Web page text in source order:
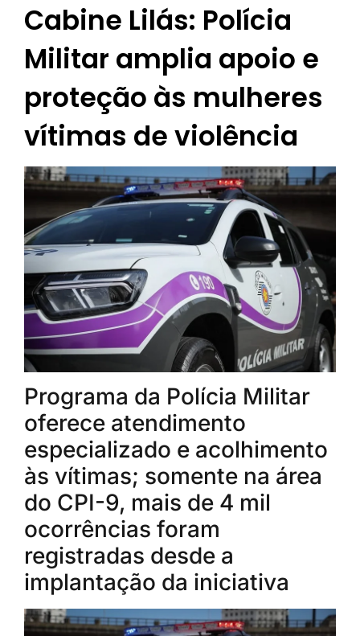
Cabine Lilás: Polícia
Militar amplia apoio e
proteção às mulheres
vítimas de violência
Programa da Polícia Militar
oferece atendimento
especializado e acolhimento
às vítimas; somente na área
do CPI-9, mais de 4 mil
ocorrências foram
registradas desde a
implantação da iniciativa